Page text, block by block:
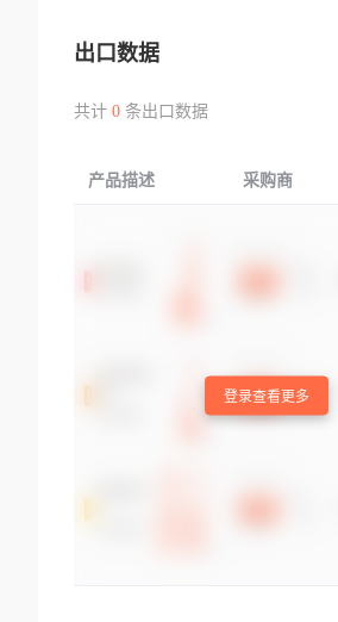
出口数据
共计 0条出口数据
产品描述 采购商
登录查看更多